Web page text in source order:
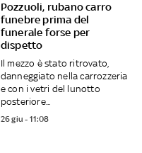
Pozzuoli, rubano carro
funebre prima del
funerale forse per
dispetto
Il mezzo è stato ritrovato,
danneggiato nella carrozzeria
e con i vetri del lunotto
posteriore...
26 giu - 11:08